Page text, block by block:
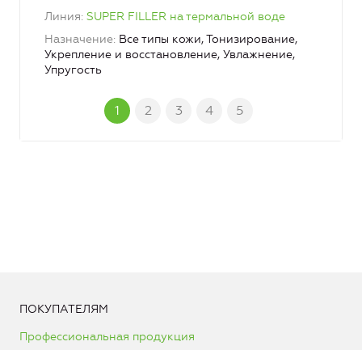
Линия SUPER FILLER на термальной воде
Назначение Все типы кожи, Тонизирование,
Укрепление и восстановление, Увлажнение,
Упругость
1 2 3 4 5
ПОКУПАТЕЛЯМ
Профессиональная продукция